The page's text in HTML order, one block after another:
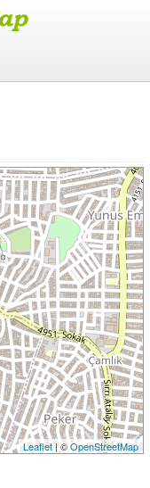
Leaflet| ©OpenStreetMap